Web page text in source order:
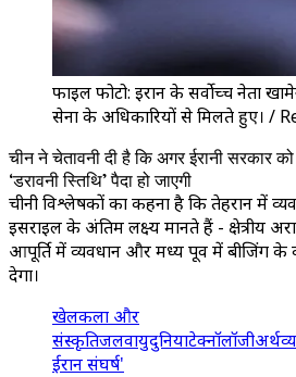
फाइल फोटो: ईरान के सर्वोच्च नेता
सेना के अधिकारियों से मिलते हुए। /
चीन ने चेतावनी दी है कि अगर ईरानी सरकार को
‘डरावनी स्तिथि’ पैदा हो जाएगी
चीनी विश्लेषकों का कहना है कि तेहरान में
इसराइल के अंतिम लक्ष्य मानते हैं - क्षेत्रीय
आपूर्ति में व्यवधान और मध्य पूर्व में बीजिंग के
देगा।
खेलकला और
संस्कृतिजलवायुदुनियाटेक्नॉलॉजी
ईरान संघर्ष'